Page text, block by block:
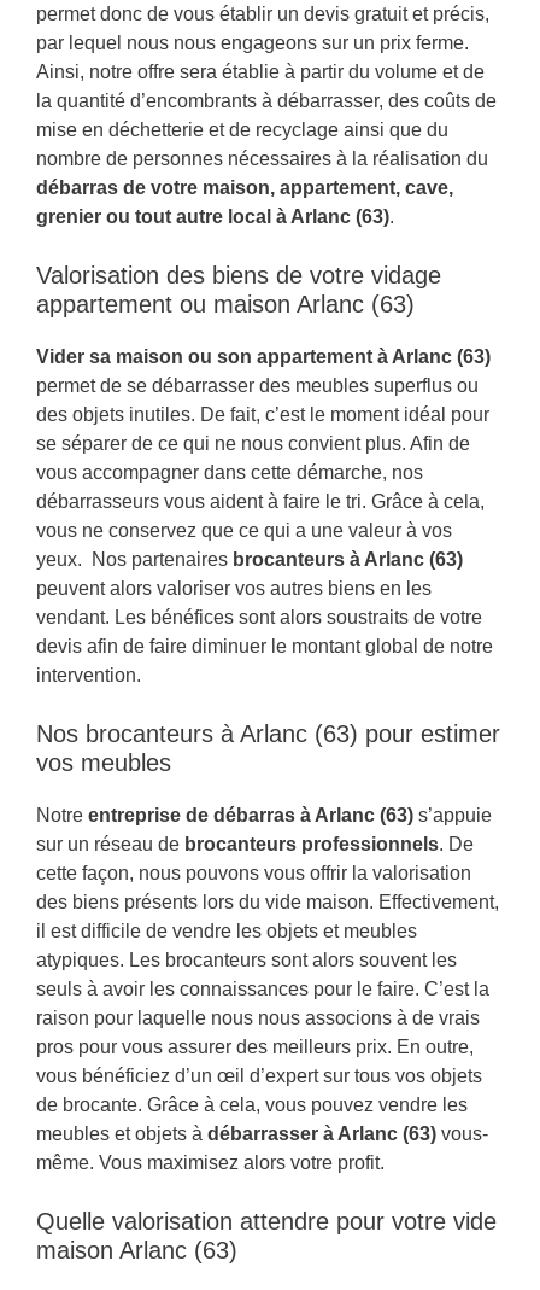
permet donc de vous établir un devis gratuit et précis,
par lequel nous nous engageons sur un prix ferme.
Ainsi, notre offre sera établie à partir du volume et de
la quantité d’encombrants à débarrasser, des coûts de
mise en déchetterie et de recyclage ainsi que du
nombre de personnes nécessaires à la réalisation du
débarras de votre maison, appartement, cave,
grenier ou tout autre local à Arlanc (63).
Valorisation des biens de votre vidage
appartement ou maison Arlanc (63)
Vider sa maison ou son appartement à Arlanc (63)
permet de se débarrasser des meubles superflus ou
des objets inutiles. De fait, c’est le moment idéal pour
se séparer de ce qui ne nous convient plus. Afin de
vous accompagner dans cette démarche, nos
débarrasseurs vous aident à faire le tri. Grâce à cela,
vous ne conservez que ce qui a une valeur à vos
yeux. Nos partenaires brocanteurs à Arlanc (63)
peuvent alors valoriser vos autres biens en les
vendant. Les bénéfices sont alors soustraits de votre
devis afin de faire diminuer le montant global de notre
intervention.
Nos brocanteurs à Arlanc (63) pour estimer
vos meubles
Notre entreprise de débarras à Arlanc (63) s’appuie
sur un réseau de brocanteurs professionnels. De
cette façon, nous pouvons vous offrir la valorisation
des biens présents lors du vide maison. Effectivement,
il est difficile de vendre les objets et meubles
atypiques. Les brocanteurs sont alors souvent les
seuls à avoir les connaissances pour le faire. C’est la
raison pour laquelle nous nous associons à de vrais
pros pour vous assurer des meilleurs prix. En outre,
vous bénéficiez d’un œil d’expert sur tous vos objets
de brocante. Grâce à cela, vous pouvez vendre les
meubles et objets à débarrasser à Arlanc (63) vous-
même. Vous maximisez alors votre profit.
Quelle valorisation attendre pour votre vide
maison Arlanc (63)